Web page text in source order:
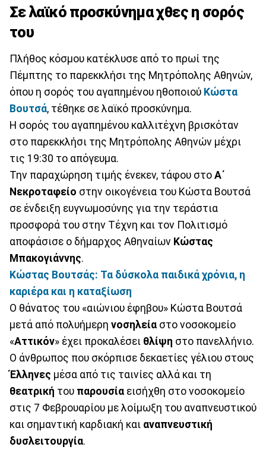
Σε λαϊκό προσκύνημα χθες η σορός
του
Πλήθος κόσμου κατέκλυσε από το πρωί της
Πέμπτης το παρεκκλήσι της Μητρόπολης Αθηνών,
όπου η σορός του αγαπημένου ηθοποιού Κώστα
Βουτσά, τέθηκε σε λαϊκό προσκύνημα.
Η σορός του αγαπημένου καλλιτέχνη βρισκόταν
στο παρεκκλήσι της Μητρόπολης Αθηνών μέχρι
τις 19:30 το απόγευμα.
Την παραχώρηση τιμής ένεκεν, τάφου στο Α΄
Νεκροταφείο στην οικογένεια του Κώστα Βουτσά
σε ένδειξη ευγνωμοσύνης για την τεράστια
προσφορά του στην Τέχνη και τον Πολιτισμό
αποφάσισε ο δήμαρχος Αθηναίων Κώστας
Μπακογιάννης.
Κώστας Βουτσάς: Τα δύσκολα παιδικά χρόνια, η
καριέρα και η καταξίωση
Ο θάνατος του «αιώνιου έφηβου» Κώστα Βουτσά
μετά από πολυήμερη νοσηλεία στο νοσοκομείο
«Αττικόν» έχει προκαλέσει θλίψη στο πανελλήνιο.
Ο άνθρωπος που σκόρπισε δεκαετίες γέλιου στους
Έλληνες μέσα από τις ταινίες αλλά και τη
θεατρική του παρουσία εισήχθη στο νοσοκομείο
στις 7 Φεβρουαρίου με λοίμωξη του αναπνευστικού
και σημαντική καρδιακή και αναπνευστική
δυσλειτουργία.